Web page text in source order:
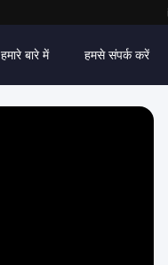
हमारे बारे में हमसे संपर्क करें